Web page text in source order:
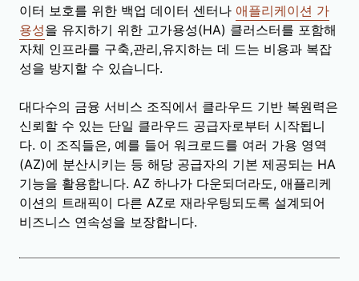
이터 보호를 위한 백업 데이터 센터나 애플리케이션 가
용성을 유지하기 위한 고가용성(HA) 클러스터를 포함해
자체 인프라를 구축,관리,유지하는 데 드는 비용과 복잡
성을 방지할 수 있습니다.
대다수의 금융 서비스 조직에서 클라우드 기반 복원력은
신뢰할 수 있는 단일 클라우드 공급자로부터 시작됩니
다. 이 조직들은, 예를 들어 워크로드를 여러 가용 영역
(AZ)에 분산시키는 등 해당 공급자의 기본 제공되는 HA
기능을 활용합니다. AZ 하나가 다운되더라도, 애플리케
이션의 트래픽이 다른 AZ로 재라우팅되도록 설계되어
비즈니스 연속성을 보장합니다.